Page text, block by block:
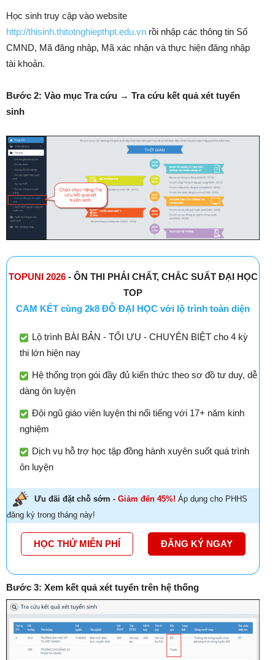
Học sinh truy cập vào website
http://thisinh.thitotnghiepthpt.edu.vn rồi nhập các thông tin Số
CMND, Mã đăng nhập, Mã xác nhận và thực hiện đăng nhập
tài khoản.
Bước 2: Vào mục Tra cứu → Tra cứu kết quả xét tuyển
sinh
TOPUNI 2026- ÔN THI PHẢI CHẤT, CHẮC SUẤT ĐẠI HỌC
TOP
CAM KẾT cùng 2k8 ĐỖ ĐẠI HỌC với lộ trình toàn diện
Lộ trình BÀI BẢN - TỐI ƯU - CHUYÊN BIỆT cho 4 kỳ
thi lớn hiện nay
Hệ thống trọn gói đầy đủ kiến thức theo sơ đồ tư duy, dễ
dàng ôn luyện
Đội ngũ giáo viên luyện thi nổi tiếng với 17+ năm kinh
nghiệm
Dịch vụ hỗ trợ học tập đồng hành xuyên suốt quá trình
ôn luyện
Ưu đãi đặt chỗ sớm - Giảm đến 45%! Áp dụng cho PHHS
đăng ký trong tháng này!
HỌC THỬ MIỄN PHÍ ĐĂNG KÝ NGAY
Bước 3: Xem kết quả xét tuyển trên hệ thống